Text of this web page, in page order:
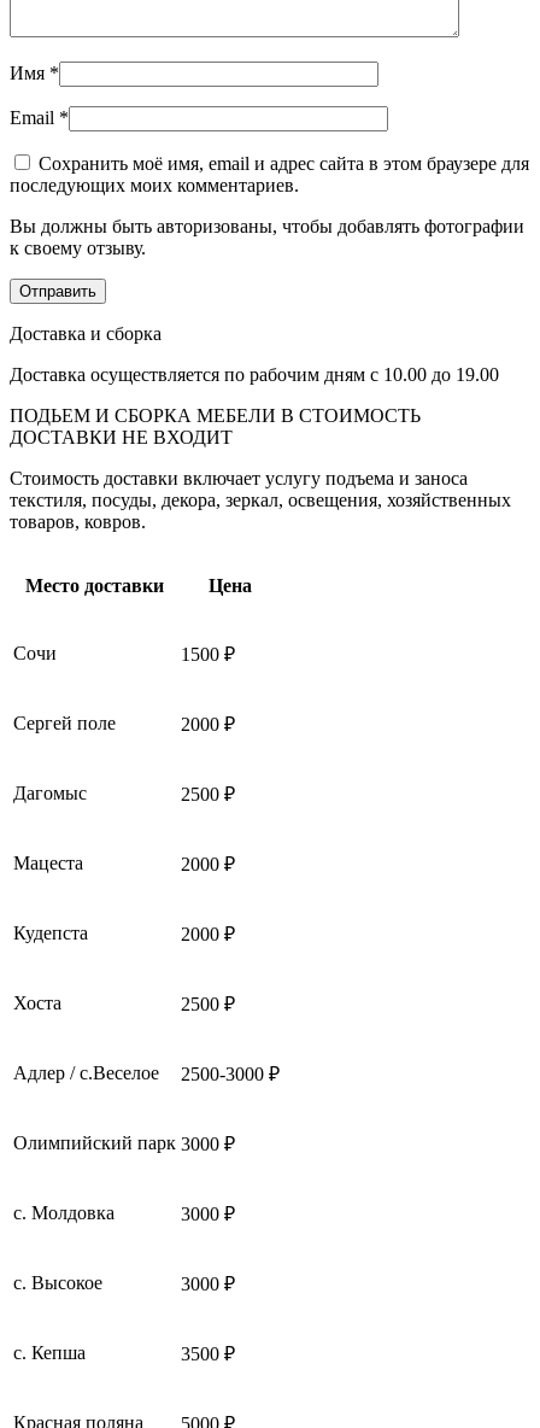
Имя *
Email *
Сохранить моё имя, email и адрес сайта в этом браузере для
последующих моих комментариев.
Вы должны быть авторизованы, чтобы добавлять фотографии
к своему отзыву.
Доставка и сборка
Доставка осуществляется по рабочим дням с 10.00 до 19.00
ПОДЬЕМ И СБОРКА МЕБЕЛИ В СТОИМОСТЬ
ДОСТАВКИ НЕ ВХОДИТ
Стоимость доставки включает услугу подъема и заноса
текстиля, посуды, декора, зеркал, освещения, хозяйственных
товаров, ковров.
Место доставки Цена
Сочи 1500 ₽
Сергей поле 2000 ₽
Дагомыс 2500 ₽
Мацеста 2000 ₽
Кудепста 2000 ₽
Хоста 2500 ₽
Адлер / с.Веселое 2500-3000 ₽
Олимпийский парк 3000 ₽
с. Молдовка 3000 ₽
с. Высокое 3000 ₽
с. Кепша 3500 ₽
Красная поляна 5000 ₽